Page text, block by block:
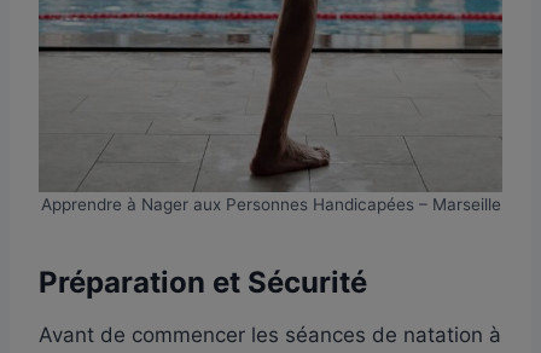
Apprendre à Nager aux Personnes Handicapées – Marseille
Préparation et Sécurité
Avant de commencer les séances de natation à